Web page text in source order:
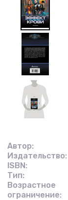
Автор:
Издательство:
ISBN:
Тип:
Возрастное
ограничение: